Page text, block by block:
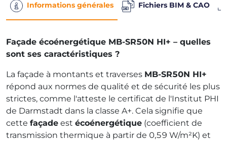
Informations générales Fichiers BIM & CAO
Façade écoénergétique MB-SR50N HI+ – quelles
sont ses caractéristiques ?
La façade à montants et traverses MB-SR50N HI+
répond aux normes de qualité et de sécurité les plus
strictes, comme l'atteste le certificat de l'Institut PHI
de Darmstadt dans la classe A+. Cela signifie que
cette façade est écoénergétique (coefficient de
transmission thermique à partir de 0,59 W/m²K) et